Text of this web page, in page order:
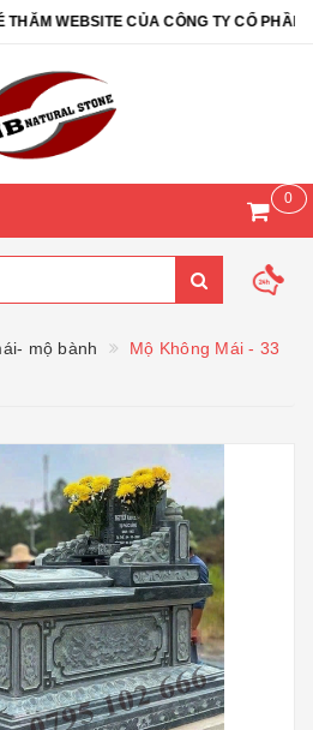
WEBSITE CỦA CÔNG TY CỔ PHẦN
0
mộ bành Mộ Không Mái - 33